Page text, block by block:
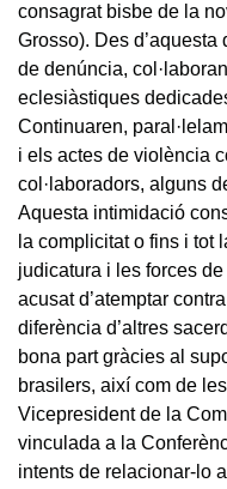
consagrat bisbe de la
Grosso). Des
de denúncia,
eclesiàstiques
Continuaren,
i els actes de violència
col·laboradors, alguns
Aquesta intimidació
la complicitat o fins i tot
judicatura i les forces
acusat d’atemptar
diferència d’altres
bona part gràcies al
brasilers, així com de
Vicepresident de la
vinculada a la
intents de relacionar-lo